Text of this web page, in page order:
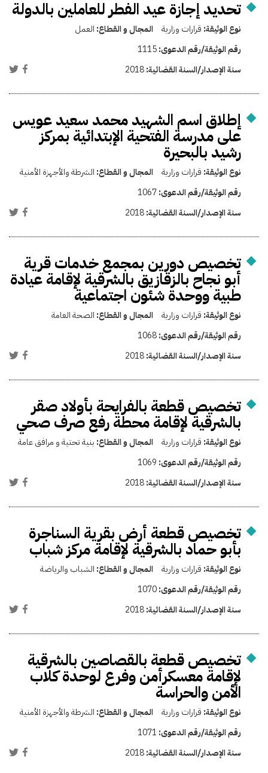
تحديد إجازة عيد الفطر للعاملين بالدولة
نوع الوثيقة: قرارات وزارية المجال و القطاع: العمل
رقم الوثيقة/رقم الدعوى:1115
سنة الإصدار/السنة القضائية:2018
إطلاق اسم الشهيد محمد سعيد عويس
على مدرسة الفتحية الإبتدائية بمركز
رشيد بالبحيرة
نوع الوثيقة: قرارات وزارية المجال و القطاع: الشرطة والأجهزة الأمنية
رقم الوثيقة/رقم الدعوى:1067
سنة الإصدار/السنة القضائية:2018
تخصيص دورين بمجمع خدمات قرية
أبو نجاح بالزقازيق بالشرقية لإقامة عيادة
طبية ووحدة شئون اجتماعية
نوع الوثيقة: قرارات وزارية المجال و القطاع: الصحة العامة
رقم الوثيقة/رقم الدعوى:1068
سنة الإصدار/السنة القضائية:2018
تخصيص قطعة بالفرايحة بأولاد صقر
بالشرقية لإقامة محطة رفع صرف صحي
نوع الوثيقة: قرارات وزارية المجال و القطاع: بنية تحتية و مرافق عامة
رقم الوثيقة/رقم الدعوى: 1069
سنة الإصدار/السنة القضائية:2018
تخصيص قطعة أرض بقرية السناجرة
بأبو حماد بالشرقية لإقامة مركز شباب
نوع الوثيقة: قرارات وزارية المجال و القطاع: الشباب والرياضة
رقم الوثيقة/رقم الدعوى:1070
سنة الإصدار/السنة القضائية:2018
تخصيص قطعة بالقصاصين بالشرقية
لإقامة معسكرأمن وفرع لوحدة كلاب
الأمن والحراسة
نوع الوثيقة: قرارات وزارية المجال و القطاع: الشرطة والأجهزة الأمنية
رقم الوثيقة/رقم الدعوى: 1071
سنة الإصدار/السنة القضائية:2018